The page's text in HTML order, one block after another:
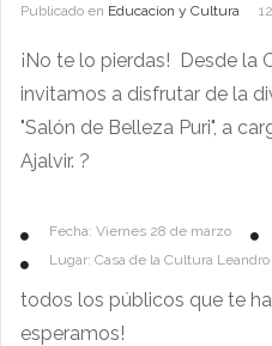
Publicado en Educacion y Cultura
¡No te lo pierdas! Desde la
invitamos a disfrutar de la
"Salón de Belleza Puri", a
Ajalvir. ?
Fecha: Viernes 28 de marzo
Lugar: Casa de la Cultura
todos los públicos que te
esperamos!